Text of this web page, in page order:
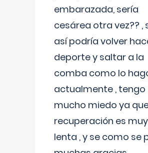
embarazada, sería
cesárea otra vez?? ,
así podría volver
deporte y saltar a la
comba como lo
actualmente , tengo
mucho miedo ya
recuperación es muy
lenta , y se como se